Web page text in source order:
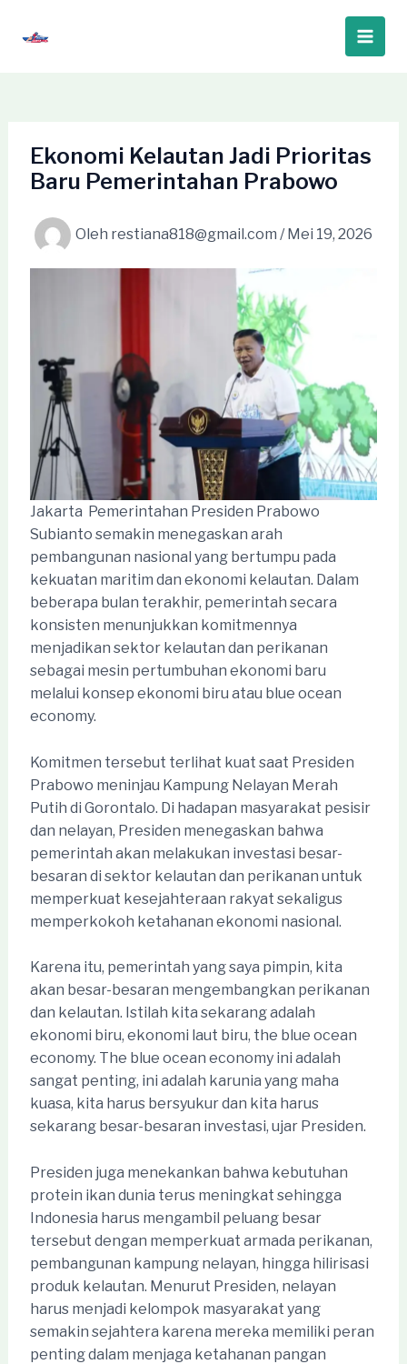
Main
Ekonomi Kelautan Jadi Prioritas
Baru Pemerintahan Prabowo
Oleh restiana818@gmail.com / Mei 19, 2026
Jakarta  Pemerintahan Presiden Prabowo
Subianto semakin menegaskan arah
pembangunan nasional yang bertumpu pada
kekuatan maritim dan ekonomi kelautan. Dalam
beberapa bulan terakhir, pemerintah secara
konsisten menunjukkan komitmennya
menjadikan sektor kelautan dan perikanan
sebagai mesin pertumbuhan ekonomi baru
melalui konsep ekonomi biru atau blue ocean
economy.
Komitmen tersebut terlihat kuat saat Presiden
Prabowo meninjau Kampung Nelayan Merah
Putih di Gorontalo. Di hadapan masyarakat pesisir
dan nelayan, Presiden menegaskan bahwa
pemerintah akan melakukan investasi besar-
besaran di sektor kelautan dan perikanan untuk
memperkuat kesejahteraan rakyat sekaligus
memperkokoh ketahanan ekonomi nasional.
Karena itu, pemerintah yang saya pimpin, kita
akan besar-besaran mengembangkan perikanan
dan kelautan. Istilah kita sekarang adalah
ekonomi biru, ekonomi laut biru, the blue ocean
economy. The blue ocean economy ini adalah
sangat penting, ini adalah karunia yang maha
kuasa, kita harus bersyukur dan kita harus
sekarang besar-besaran investasi, ujar Presiden.
Presiden juga menekankan bahwa kebutuhan
protein ikan dunia terus meningkat sehingga
Indonesia harus mengambil peluang besar
tersebut dengan memperkuat armada perikanan,
pembangunan kampung nelayan, hingga hilirisasi
produk kelautan. Menurut Presiden, nelayan
harus menjadi kelompok masyarakat yang
semakin sejahtera karena mereka memiliki peran
penting dalam menjaga ketahanan pangan